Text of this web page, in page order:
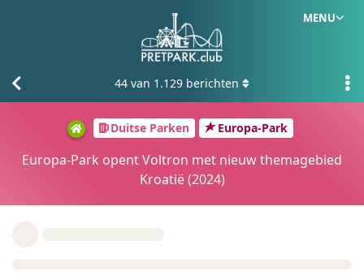
MENU
Duitse Parken Europa-Park
Europa-Park opent Voltron met nieuw themagebied
Kroatië (2024)
44 van 1.129 berichten